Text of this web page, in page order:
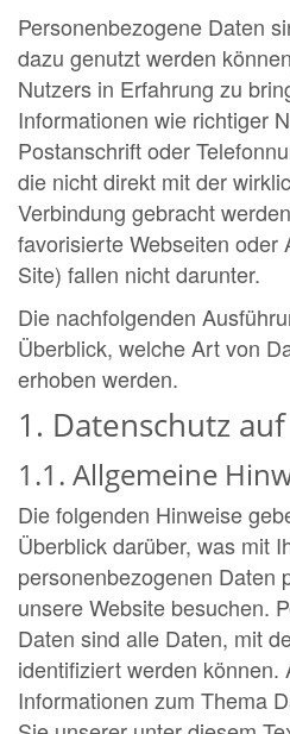
Personenbezogene Daten
dazu genutzt werden
Nutzers in Erfahrung zu
Informationen wie richtiger
Postanschrift oder
die nicht direkt mit der
Verbindung gebracht
favorisierte Webseiten oder
Site) fallen nicht darunter.
Die nachfolgenden
Überblick, welche Art von
erhoben werden.
1. Datenschutz
1.1. Allgemeine
Die folgenden Hinweise
Überblick darüber, was mit
personenbezogenen Daten
unsere Website besuchen.
Daten sind alle Daten, mit
identifiziert werden können.
Informationen zum Thema